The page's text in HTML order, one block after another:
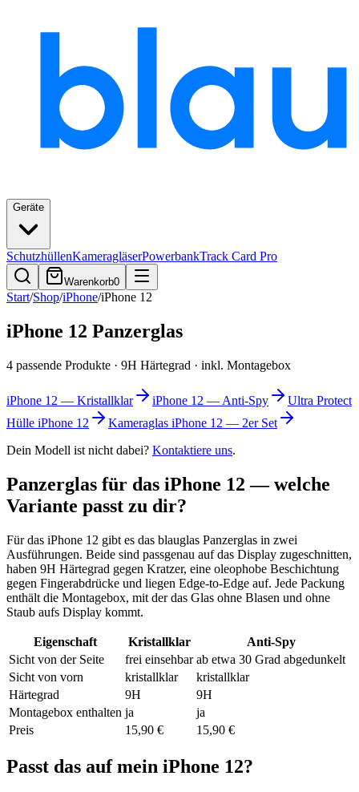
Geräte
SchutzhüllenKameragläserPowerbankTrack Card Pro
Warenkorb0
Start/Shop/iPhone/iPhone 12
iPhone 12 Panzerglas
4 passende Produkte · 9H Härtegrad · inkl. Montagebox
iPhone 12 — Kristallklar iPhone 12 — Anti-Spy
Ultra Protect
Hülle iPhone 12
Kameraglas iPhone 12 — 2er Set
Dein Modell ist nicht dabei? Kontaktiere uns.
Panzerglas für das iPhone 12 — welche
Variante passt zu dir?
Für das iPhone 12 gibt es das blauglas Panzerglas in zwei
Ausführungen. Beide sind passgenau auf das Display zugeschnitten,
haben 9H Härtegrad gegen Kratzer, eine oleophobe Beschichtung
gegen Fingerabdrücke und liegen Edge-to-Edge auf. Jede Packung
enthält die Montagebox, mit der das Glas ohne Blasen und ohne
Staub aufs Display kommt.
Eigenschaft Kristallklar
Anti-Spy
Sicht von der Seite
frei einsehbar ab etwa 30 Grad abgedunkelt
Sicht von vorn
kristallklar
kristallklar
Härtegrad
9H
9H
Montagebox enthalten ja
ja
Preis
15,90 € 15,90 €
Passt das auf mein iPhone 12?